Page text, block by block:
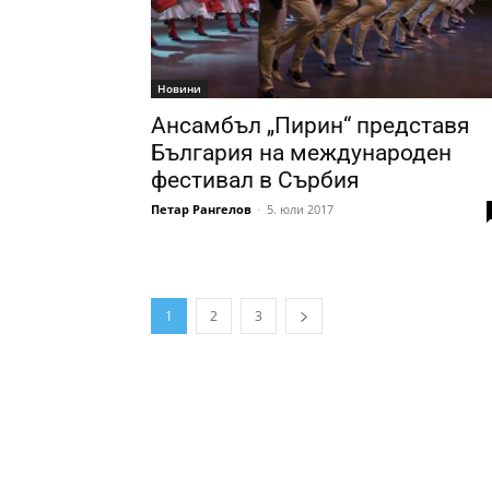
Новини
Ансамбъл „Пирин“ представя
България на международен
фестивал в Сърбия
Петар Рангелов - 5. юли 2017
1 2 3